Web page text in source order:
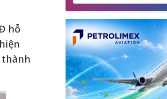
hỗ
thành